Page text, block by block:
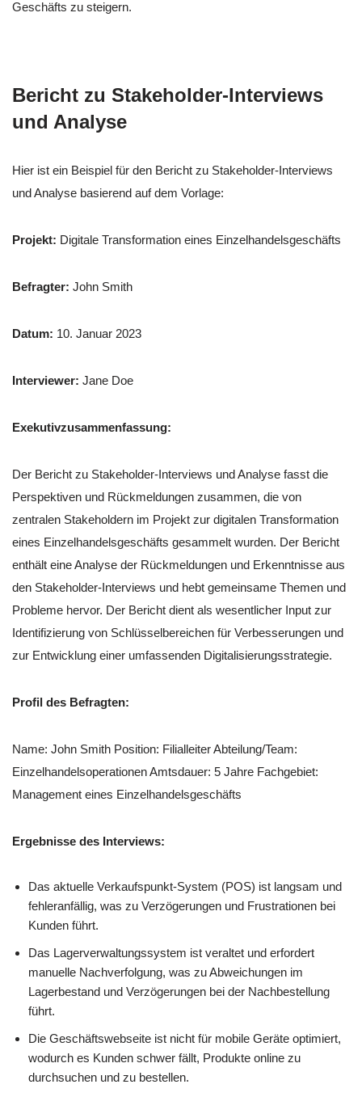
Geschäfts zu steigern.
Bericht zu Stakeholder-Interviews
und Analyse
Hier ist ein Beispiel für den Bericht zu Stakeholder-Interviews
und Analyse basierend auf dem Vorlage:
Projekt: Digitale Transformation eines Einzelhandelsgeschäfts
Befragter: John Smith
Datum: 10. Januar 2023
Interviewer: Jane Doe
Exekutivzusammenfassung:
Der Bericht zu Stakeholder-Interviews und Analyse fasst die
Perspektiven und Rückmeldungen zusammen, die von
zentralen Stakeholdern im Projekt zur digitalen Transformation
eines Einzelhandelsgeschäfts gesammelt wurden. Der Bericht
enthält eine Analyse der Rückmeldungen und Erkenntnisse aus
den Stakeholder-Interviews und hebt gemeinsame Themen und
Probleme hervor. Der Bericht dient als wesentlicher Input zur
Identifizierung von Schlüsselbereichen für Verbesserungen und
zur Entwicklung einer umfassenden Digitalisierungsstrategie.
Profil des Befragten:
Name: John Smith Position: Filialleiter Abteilung/Team:
Einzelhandelsoperationen Amtsdauer: 5 Jahre Fachgebiet:
Management eines Einzelhandelsgeschäfts
Ergebnisse des Interviews:
Das aktuelle Verkaufspunkt-System (POS) ist langsam und
fehleranfällig, was zu Verzögerungen und Frustrationen bei
Kunden führt.
Das Lagerverwaltungssystem ist veraltet und erfordert
manuelle Nachverfolgung, was zu Abweichungen im
Lagerbestand und Verzögerungen bei der Nachbestellung
führt.
Die Geschäftswebseite ist nicht für mobile Geräte optimiert,
wodurch es Kunden schwer fällt, Produkte online zu
durchsuchen und zu bestellen.